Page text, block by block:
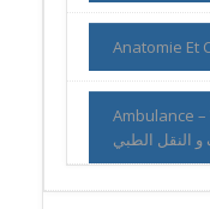
Anatomie Et
Ambulance
و النقل الطبي